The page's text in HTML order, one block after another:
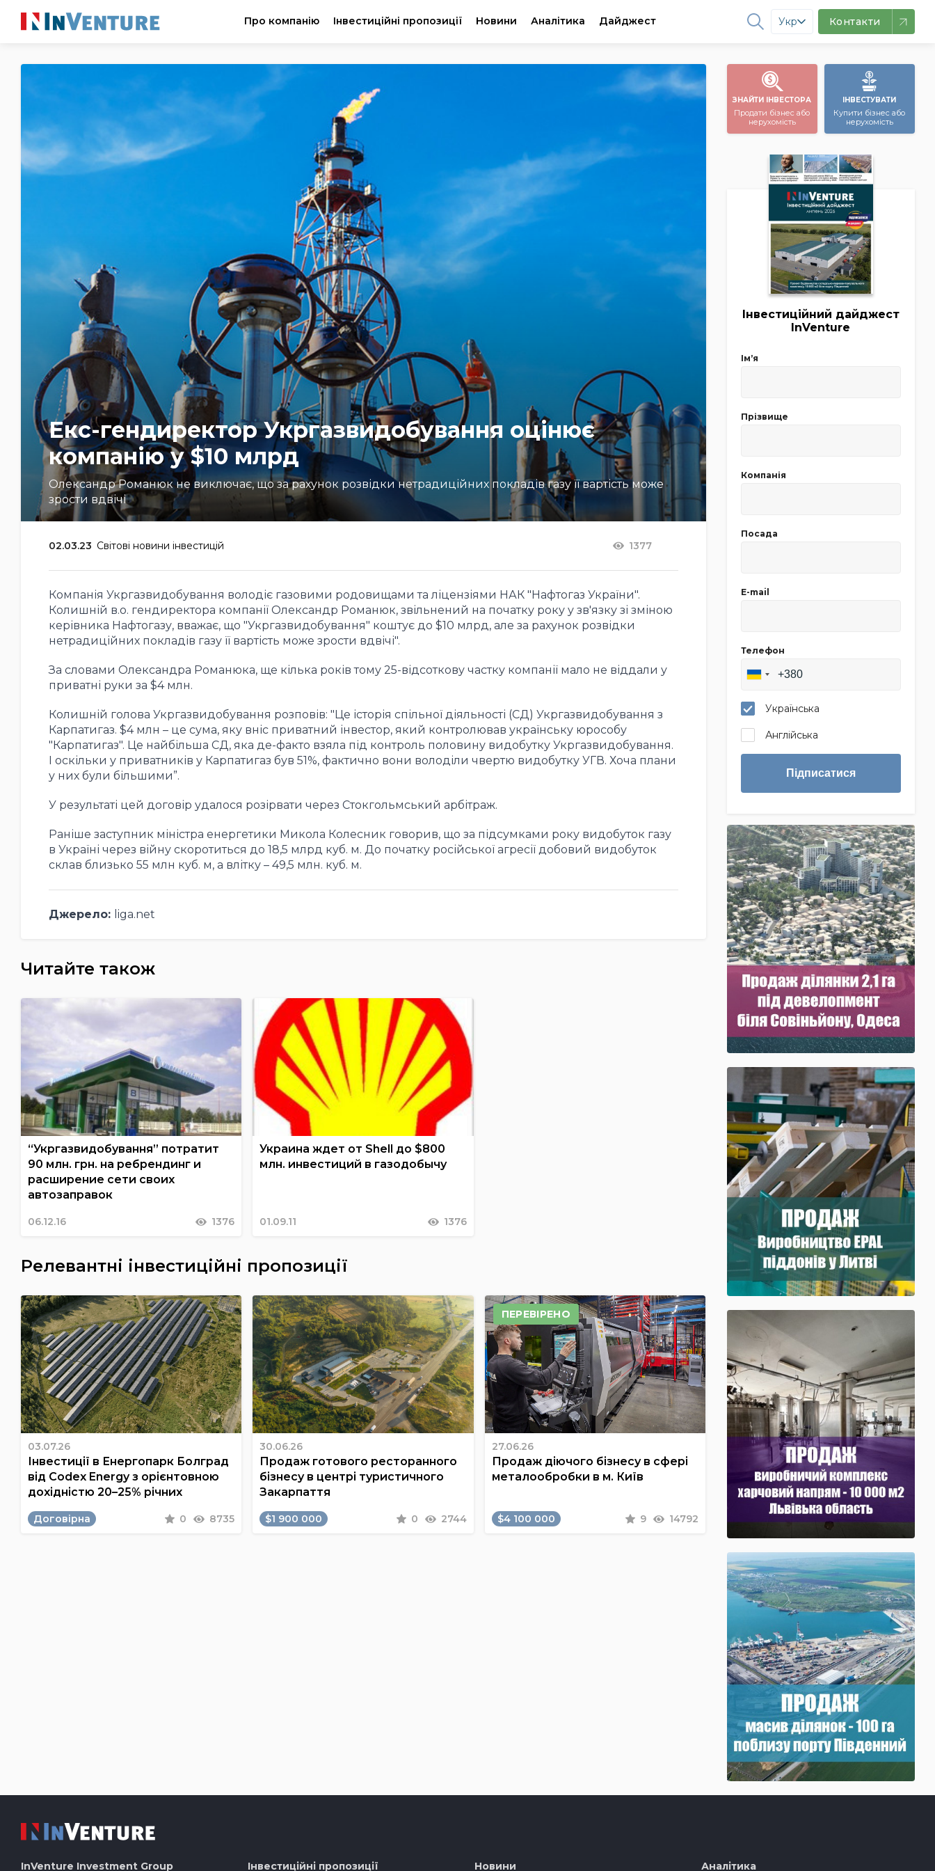
Про компанію Інвестиційні пропозиції Новини Аналітика Дайджест Укр Контакти
Екс-гендиректор Укргазвидобування оцінює
компанію у $10 млрд
Олександр Романюк не виключає, що за рахунок розвідки нетрадиційних покладів газу її вартість може
зрости вдвічі
02.03.23 Світові новини інвестицій 1377
Компанія Укргазвидобування володіє газовими родовищами та ліцензіями НАК "Нафтогаз України".
Колишній в.о. гендиректора компанії Олександр Романюк, звільнений на початку року у зв'язку зі зміною
керівника Нафтогазу, вважає, що "Укргазвидобування" коштує до $10 млрд, але за рахунок розвідки
нетрадиційних покладів газу її вартість може зрости вдвічі".
За словами Олександра Романюка, ще кілька років тому 25-відсоткову частку компанії мало не віддали у
приватні руки за $4 млн.
Колишній голова Укргазвидобування розповів: "Це історія спільної діяльності (СД) Укргазвидобування з
Карпатигаз. $4 млн – це сума, яку вніс приватний інвестор, який контролював українську юрособу
"Карпатигаз". Це найбільша СД, яка де-факто взяла під контроль половину видобутку Укргазвидобування.
І оскільки у приватників у Карпатигаз був 51%, фактично вони володіли чвертю видобутку УГВ. Хоча плани
у них були більшими”.
У результаті цей договір удалося розірвати через Стокгольмський арбітраж.
Раніше заступник міністра енергетики Микола Колесник говорив, що за підсумками року видобуток газу
в Україні через війну скоротиться до 18,5 млрд куб. м. До початку російської агресії добовий видобуток
склав близько 55 млн куб. м, а влітку – 49,5 млн. куб. м.
Джерело: liga.net
Читайте також
“Укргазвидобування” потратит
90 млн. грн. на ребрендинг и
расширение сети своих
автозаправок
06.12.16 1376
Украина ждет от Shell до $800
млн. инвестиций в газодобычу
01.09.11 1376
Релевантні інвестиційні пропозиції
03.07.26
Інвестиції в Енергопарк Болград
від Codex Energy з орієнтовною
дохідністю 20–25% річних
Договірна 0 8735
30.06.26
Продаж готового ресторанного
бізнесу в центрі туристичного
Закарпаття
$1 900 000 0 2744
ПЕРЕВІРЕНО
27.06.26
Продаж діючого бізнесу в сфері
металообробки в м. Київ
$4 100 000 9 14792
ЗНАЙТИ ІНВЕСТОРА
Продати бізнес або
нерухомість
ІНВЕСТУВАТИ
Купити бізнес або
нерухомість
Інвестиційний дайджест
InVenture
Імʼя
Прізвище
Компанія
Посада
E-mail
Телефон
Українська
Англійська
Підписатися
InVenture Investment Group Інвестиційні пропозиції Новини Аналітика